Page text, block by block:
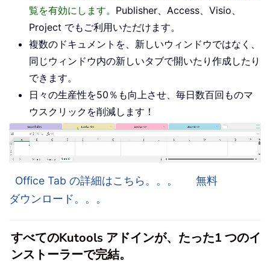
覧を有効にします。 Publisher、Access、Visio、
Project でもご利用いただけます。
複数のドキュメントを、新しいウィンドウではなく、
同じウィンドウ内の新しいタブで開いたり作成したり
できます。
日々の生産性を50％も向上させ、毎日数百回ものマ
ウスクリックを削減します！
Office Tab の詳細はこちら。。。
無料
ダウンロード。。。
すべてのKutools アドインが、たった1 つのイ
ンストーラーで完結。